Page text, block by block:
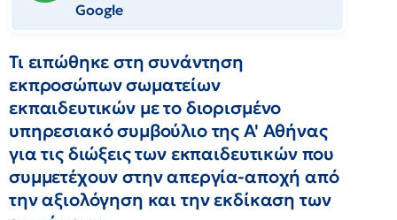
Google
Τι ειπώθηκε στη συνάντηση
εκπροσώπων σωματείων
εκπαιδευτικών με το διορισμένο
υπηρεσιακό συμβούλιο της Α' Αθήνας
για τις διώξεις των εκπαιδευτικών που
συμμετέχουν στην απεργία-αποχή από
την αξιολόγηση και την εκδίκαση των